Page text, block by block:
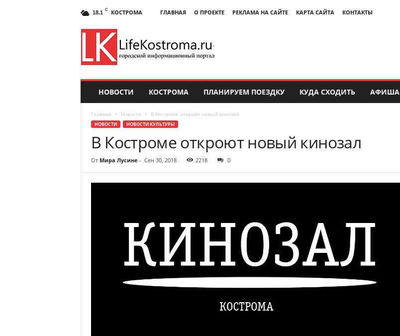
18.1 C КОСТРОМА ГЛАВНАЯ О ПРОЕКТЕ РЕКЛАМА НА САЙТЕ КАРТА САЙТА КОНТАКТЫ
НОВОСТИ КОСТРОМА ПЛАНИРУЕМ ПОЕЗДКУ КУДА СХОДИТЬ АФИША
Главная Новости В Костроме откроют новый кинозал
НОВОСТИ НОВОСТИ КУЛЬТУРЫ
В Костроме откроют новый кинозал
От Мира Лусине - Сен 30, 2018 2218 0